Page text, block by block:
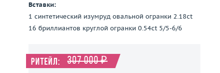
Вставки:
1 синтетический изумруд овальной огранки 2.18ct
16 бриллиантов круглой огранки 0.54ct 5/5-6/6
Ритейл: 307 000 ₽